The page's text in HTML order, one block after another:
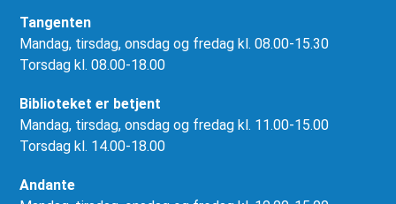
Tangenten
Mandag, tirsdag, onsdag og fredag kl. 08.00-15.30
Torsdag kl. 08.00-18.00
Biblioteket er betjent
Mandag, tirsdag, onsdag og fredag kl. 11.00-15.00
Torsdag kl. 14.00-18.00
Andante